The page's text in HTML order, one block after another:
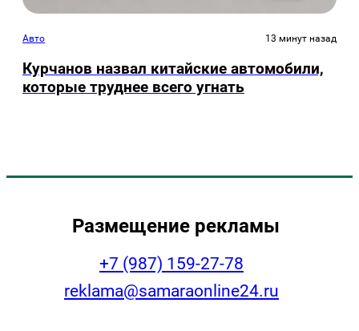
Авто 13 минут назад
Курчанов назвал китайские автомобили,
которые труднее всего угнать
Размещение рекламы
+7 (987) 159-27-78
reklama@samaraonline24.ru